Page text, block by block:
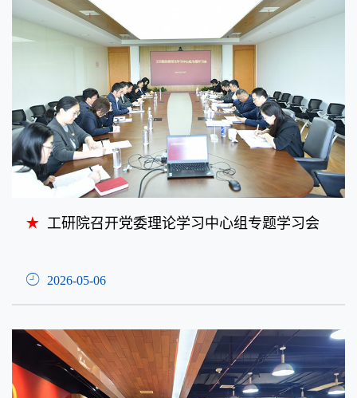
工研院召开党委理论学习中心组专题学习会
2026-05-06